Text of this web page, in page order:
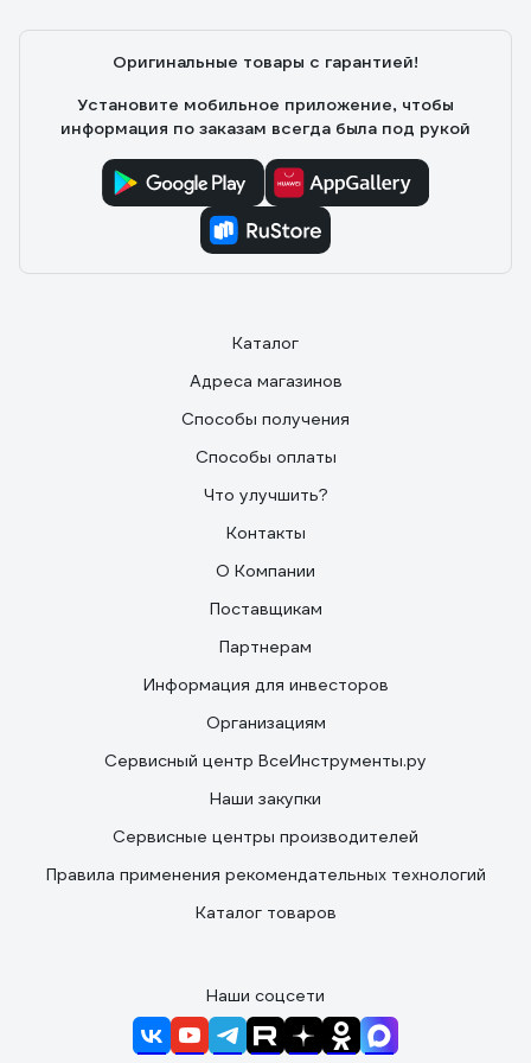
Оригинальные товары с гарантией!
Установите мобильное приложение, чтобы
информация по заказам всегда была под рукой
Каталог
Адреса магазинов
Способы получения
Способы оплаты
Что улучшить?
Контакты
О Компании
Поставщикам
Партнерам
Информация для инвесторов
Организациям
Сервисный центр ВсеИнструменты.ру
Наши закупки
Сервисные центры производителей
Правила применения рекомендательных технологий
Каталог товаров
Наши соцсети